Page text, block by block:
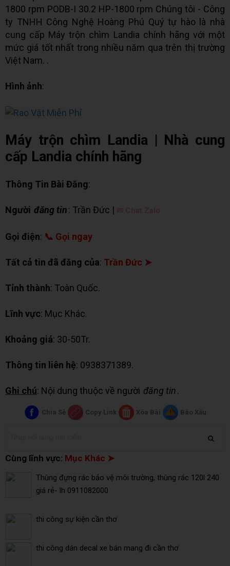
1800 rpm PODB-I 30.2 HP-1800 rpm Chúng tôi - Công
ty TNHH Công Nghệ Hoàng Phú Quý tự hào là nhà
cung cấp Máy trộn chìm Landia chính hãng với một
mức giá tốt nhất trong nhiều năm qua trên thị trường
Việt Nam. .
Hình ảnh:
Máy trộn chìm Landia | Nhà cung
cấp Landia chính hãng
Thông Tin Bài Đăng:
Người đăng tin: Trần Đức |
Gọi điện: 📞 Gọi ngay
Tất cả tin đã đăng của: Trần Đức ➤
Tỉnh thành: Toàn Quốc.
Lĩnh vực: Mục Khác.
Khoảng giá: 30-50Tr.
Thông tin liên hệ: 0938371389.
Ghi chú: Nội dung thuộc về người đăng tin.
Chia Sẻ Copy Link Xóa Bài Báo Xấu
Cùng lĩnh vực: Mục Khác ➤
Thùng đựng rác bảo vệ môi trường, thùng rác 120l 240
giá rẻ- lh 0911082000
thi công sự kiện cần thơ
thi công dán decal xe bán mang đi cần thơ